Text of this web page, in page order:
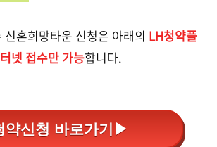
신혼희망타운 신청은 아래의 LH청약플
넷 접수만 가능합니다.
약신청 바로가기▶